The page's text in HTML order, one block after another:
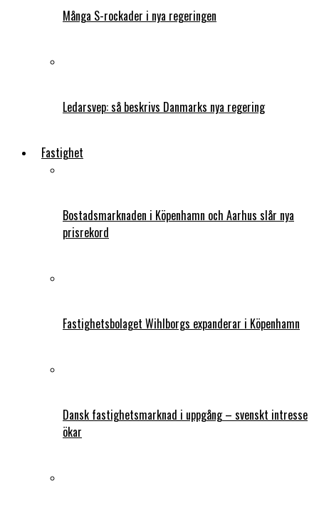
Många S-rockader i nya regeringen
Ledarsvep: så beskrivs Danmarks nya regering
Fastighet
Bostadsmarknaden i Köpenhamn och Aarhus slår nya
prisrekord
Fastighetsbolaget Wihlborgs expanderar i Köpenhamn
Dansk fastighetsmarknad i uppgång – svenskt intresse
ökar